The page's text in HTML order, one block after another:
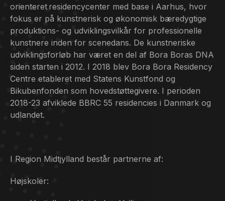
orienteret residencycenter med base i Aarhus, hvor
fokus er på kunstnerisk og økonomisk bæredygtige
produktions- og udviklingsvilkår for professionelle
kunstnere inden for scenedans. De kunstneriske
udviklingsforløb har været en del af Bora Boras DNA
siden starten i 2012. I 2018 blev Bora Bora Residency
Centre etableret med Statens Kunstfond og
Bikubenfonden som hovedstøttegivere. I perioden
2018-23 afviklede BBRC 55 residencies i Danmark og
udlandet.
I Region Midtjylland består partnerne af:
Højskoler: